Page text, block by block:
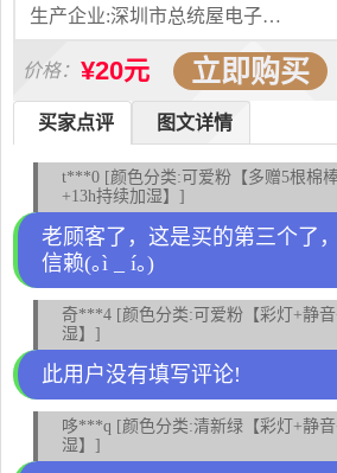
生产企业:深圳市总统屋电子商务有限公司
价格： ¥20元 立即购买
图文详情
买家点评
t***0 [颜色分类:可爱粉【多赠5根棉
+13h持续加湿】]
老顾客了，这是买的第三个了
信赖(｡ì _ í｡)
奇***4 [颜色分类:可爱粉【彩灯+静音
湿】]
此用户没有填写评论!
哆***q [颜色分类:清新绿【彩灯+静音
湿】]